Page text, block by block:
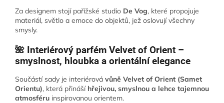
Za designem stojí pařížské studio De Vog, které propojuje
materiál, světlo a emoce do objektů, jež oslovují všechny
smysly.
🌺 Interiérový parfém Velvet of Orient –
smyslnost, hloubka a orientální elegance
Součástí sady je interiérová vůně Velvet of Orient (Samet
Orientu), která přináší hřejivou, smyslnou a lehce tajemnou
atmosféru inspirovanou orientem.